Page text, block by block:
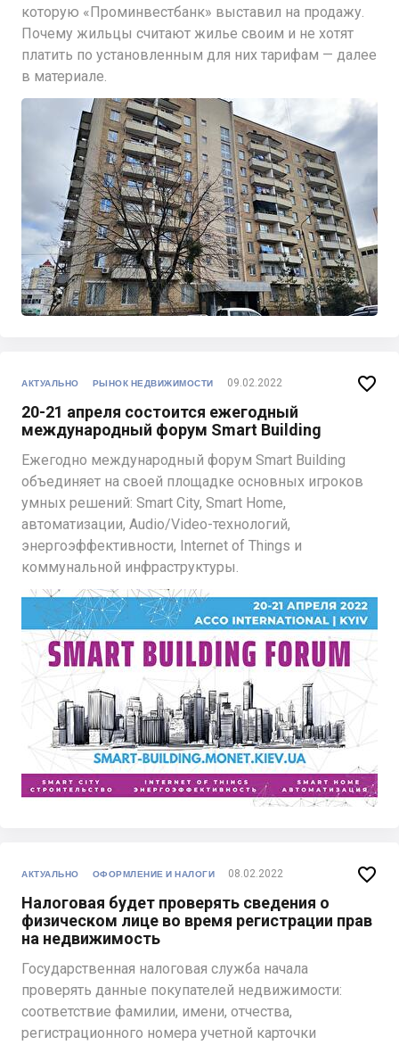
которую «Проминвестбанк» выставил на продажу.
Почему жильцы считают жилье своим и не хотят
платить по установленным для них тарифам — далее
в материале.
АКТУАЛЬНО РЫНОК НЕДВИЖИМОСТИ 09.02.2022
20-21 апреля состоится ежегодный
международный форум Smart Building
Ежегодно международный форум Smart Building
объединяет на своей площадке основных игроков
умных решений: Smart City, Smart Home,
автоматизации, Audio/Video-технологий,
энергоэффективности, Internet of Things и
коммунальной инфраструктуры.

АКТУАЛЬНО ОФОРМЛЕНИЕ И НАЛОГИ 08.02.2022
Налоговая будет проверять сведения о
физическом лице во время регистрации прав
на недвижимость
Государственная налоговая служба начала
проверять данные покупателей недвижимости:
соответствие фамилии, имени, отчества,
регистрационного номера учетной карточки
